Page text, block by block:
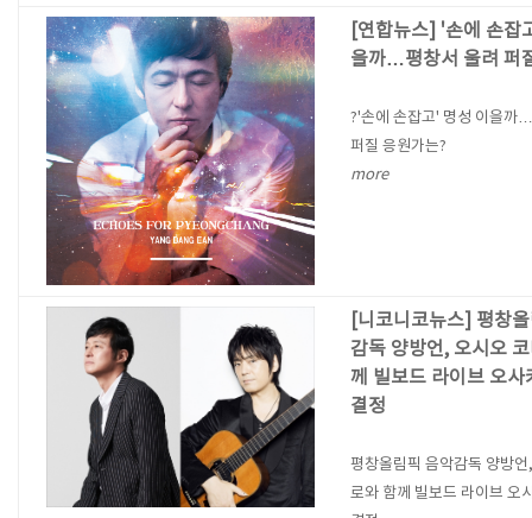
[연합뉴스] '손에 손잡
을까…평창서 울려 퍼
?'손에 손잡고' 명성 이을까
퍼질 응원가는?
more
[니코니코뉴스] 평창
감독 양방언, 오시오
께 빌보드 라이브 오사
결정
평창올림픽 음악감독 양방
로와 함께 빌보드 라이브 오